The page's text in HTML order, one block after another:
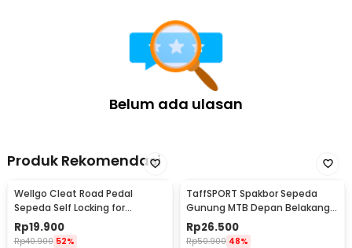
Belum ada ulasan
Produk Rekomendasi
Wellgo Cleat Road Pedal
Sepeda Self Locking for
Shimano SM-SH11 SPD-L
Rp19.900
Rp40.900 52%
TaffSPORT Spakbor Sepeda
Gunung MTB Depan Belakang
Anti Cipratan - Y901
Rp26.500
Rp50.900 48%